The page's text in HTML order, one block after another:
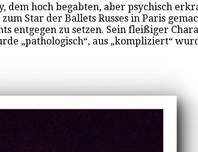
dem hoch begabten, aber psychisch
Star der Ballets Russes in Paris
entgegen zu setzen. Sein fleißiger
„pathologisch“, aus „kompliziert“